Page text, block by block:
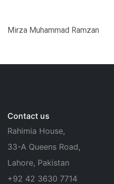
Mirza Muhammad Ramzan
Contact us
Rahimia House,
33-A Queens Road,
Lahore, Pakistan
+92 42 3630 7714